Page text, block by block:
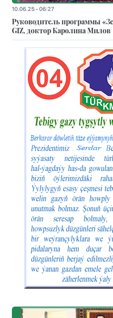
10.06.25 - 06:27
Руководитель программы
GIZ, доктор Каролина Милов